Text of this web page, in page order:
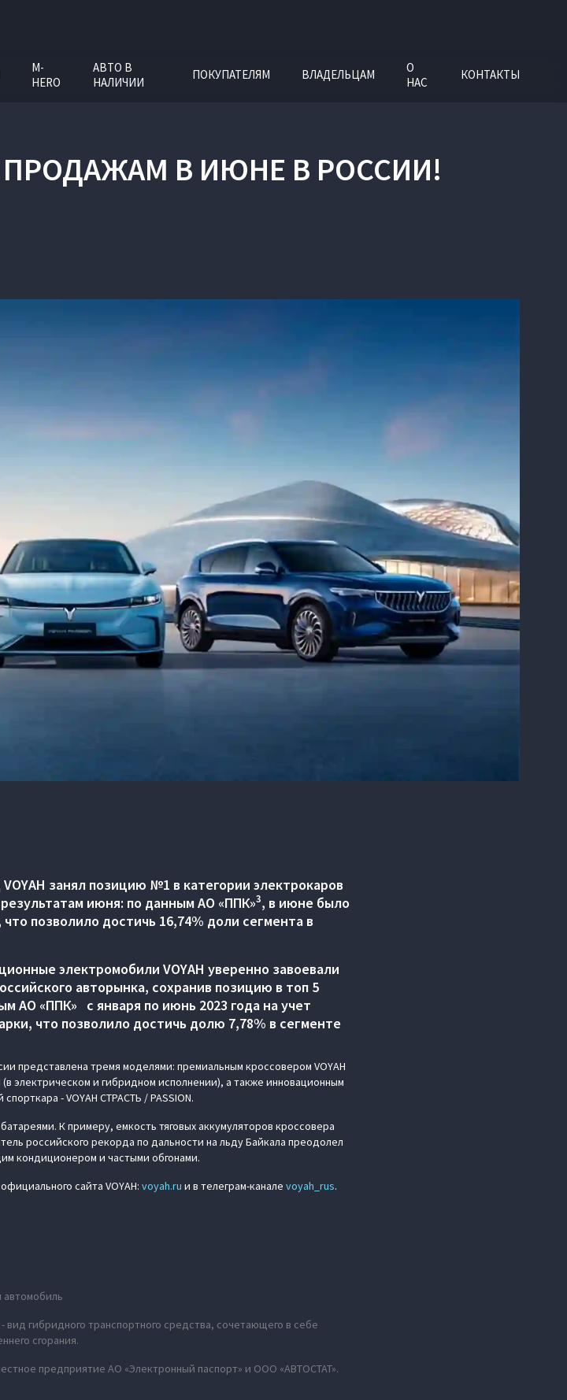
M-
HERO
АВТО В
НАЛИЧИИ
ПОКУПАТЕЛЯМ ВЛАДЕЛЬЦАМ
О
НАС
КОНТАКТЫ
ПРОДАЖАМ В ИЮНЕ В РОССИИ!
занял позицию №1 в категории электрокаров
июня: по данным АО «ППК»3, в июне было
позволило достичь 16,74% доли сегмента в
электромобили VOYAH уверенно завоевали
авторынка, сохранив позицию в топ 5
АО «ППК» с января по июнь 2023 года на учет
что позволило достичь долю 7,78% в сегменте
представлена тремя моделями: премиальным кроссовером VOYAH
электрическом и гибридном исполнении), а также инновационным
- VOYAH СТРАСТЬ / PASSION.
К примеру, емкость тяговых аккумуляторов кроссовера
российского рекорда по дальности на льду Байкала преодолел
кондиционером и частыми обгонами.
сайта VOYAH: voyah.ru и в телеграм-канале voyah_rus.
автомобиль
гибридного транспортного средства, сочетающего в себе
сгорания.
предприятие АО «Электронный паспорт» и ООО «АВТОСТАТ».